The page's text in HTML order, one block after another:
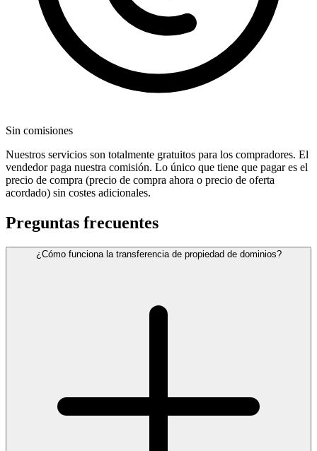
Sin comisiones
Nuestros servicios son totalmente gratuitos para los compradores. El
vendedor paga nuestra comisión. Lo único que tiene que pagar es el
precio de compra (precio de compra ahora o precio de oferta
acordado) sin costes adicionales.
Preguntas frecuentes
¿Cómo funciona la transferencia de propiedad de dominios?